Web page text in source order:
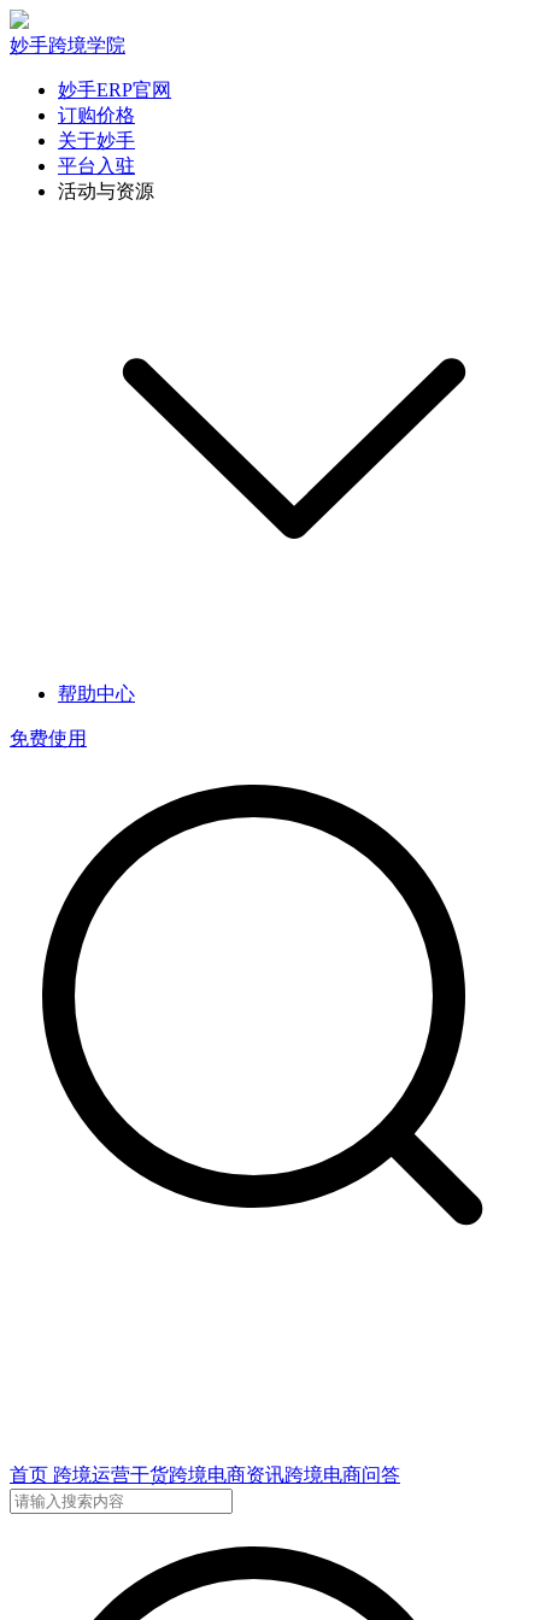
妙手跨境学院
妙手ERP官网
订购价格
关于妙手
平台入驻
活动与资源
帮助中心
免费使用
首页 跨境运营干货跨境电商资讯跨境电商问答